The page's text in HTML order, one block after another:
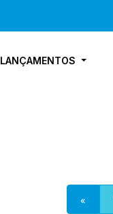
LANÇAMENTOS
«